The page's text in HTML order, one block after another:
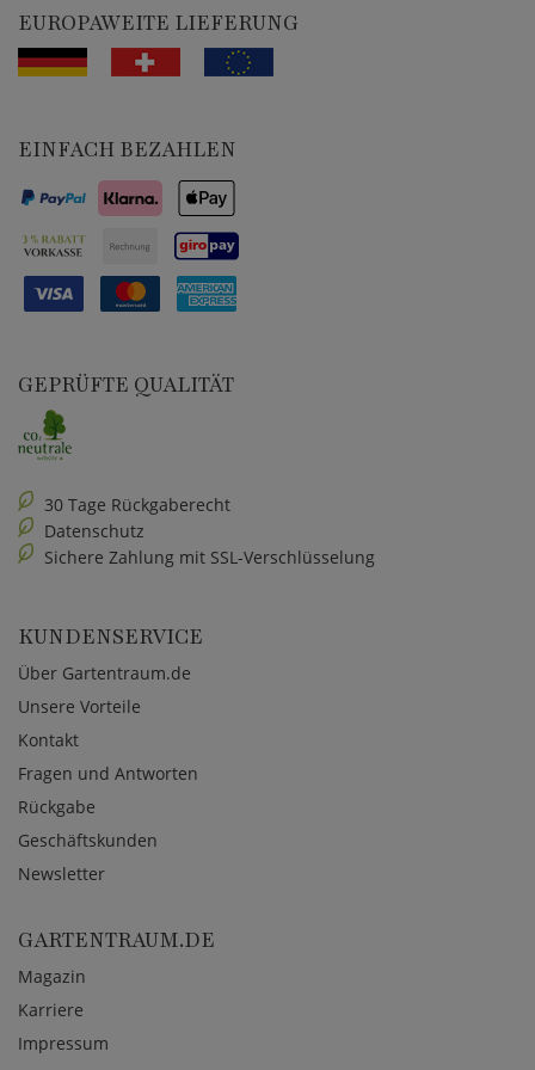
EUROPAWEITE LIEFERUNG
EINFACH BEZAHLEN
GEPRÜFTE QUALITÄT
30 Tage Rückgaberecht
Datenschutz
Sichere Zahlung mit SSL-Verschlüsselung
KUNDENSERVICE
Über Gartentraum.de
Unsere Vorteile
Kontakt
Fragen und Antworten
Rückgabe
Geschäftskunden
Newsletter
GARTENTRAUM.DE
Magazin
Karriere
Impressum